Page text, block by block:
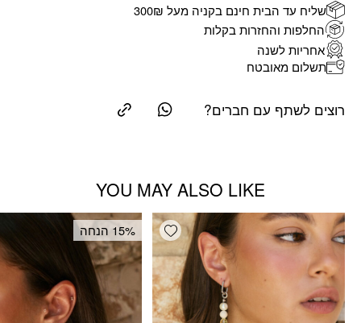
שליח עד הבית חינם בקניה מעל 300₪
החלפות והחזרות בקלות
אחריות לשנה
תשלום מאובטח
רוצים לשתף עם חברים?
YOU MAY ALSO LIKE
Add wishlist
‫15% הנחה